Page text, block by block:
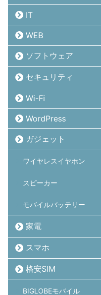
IT
WEB
ソフトウェア
セキュリティ
Wi-Fi
WordPress
ガジェット
ワイヤレスイヤホン
スピーカー
モバイルバッテリー
家電
スマホ
格安SIM
BIGLOBEモバイル